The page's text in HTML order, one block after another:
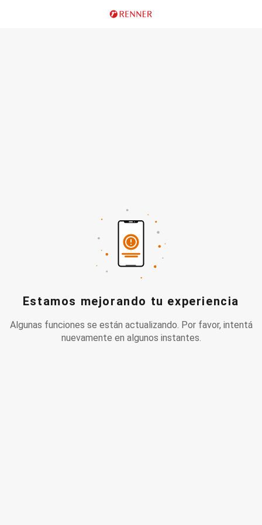
Estamos mejorando tu experiencia
Algunas funciones se están actualizando. Por favor, intentá
nuevamente en algunos instantes.